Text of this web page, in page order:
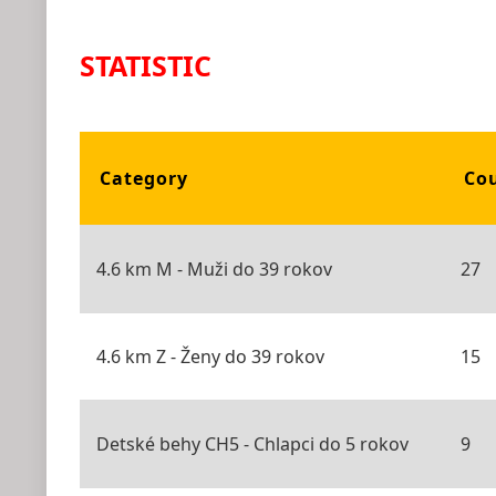
STATISTIC
Category
4.6 km M - Muži do 39 rokov 27
4.6 km Z - Ženy do 39 rokov 15
Detské behy CH5 - Chlapci do 5 rokov 9